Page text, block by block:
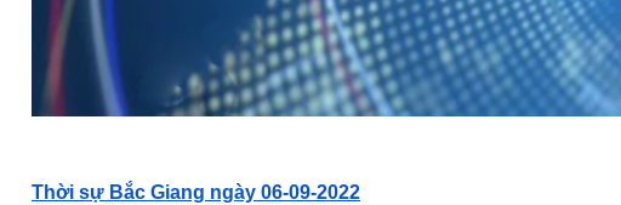
Thời sự Bắc Giang ngày 06-09-2022